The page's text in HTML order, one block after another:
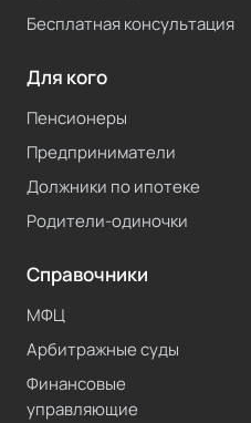
Бесплатная консультация
Для кого
Пенсионеры
Предприниматели
Должники по ипотеке
Родители-одиночки
Справочники
МФЦ
Арбитражные суды
Финансовые
управляющие